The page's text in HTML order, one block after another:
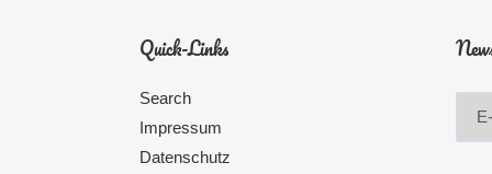
Quick-Links
Search
Impressum
Datenschutz